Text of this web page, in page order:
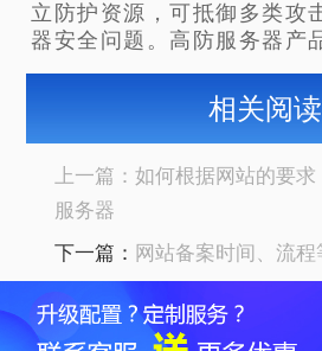
立防护资源，可抵御多类攻
器安全问题。高防服务器产
相关阅读
上一篇：如何根据网站的要
服务器
下一篇： 网站备案时间、流